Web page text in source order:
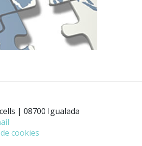
| 08700 Igualada
cookies